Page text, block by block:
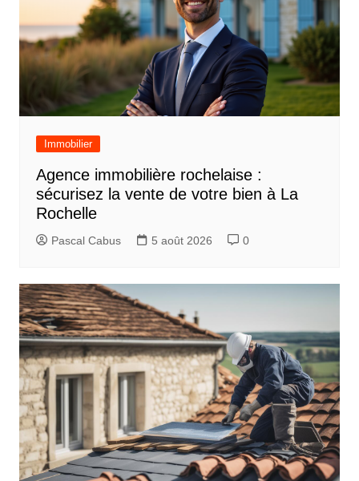
Immobilier
Agence immobilière rochelaise :
sécurisez la vente de votre bien à La
Rochelle
Pascal Cabus 5 août 2026 0